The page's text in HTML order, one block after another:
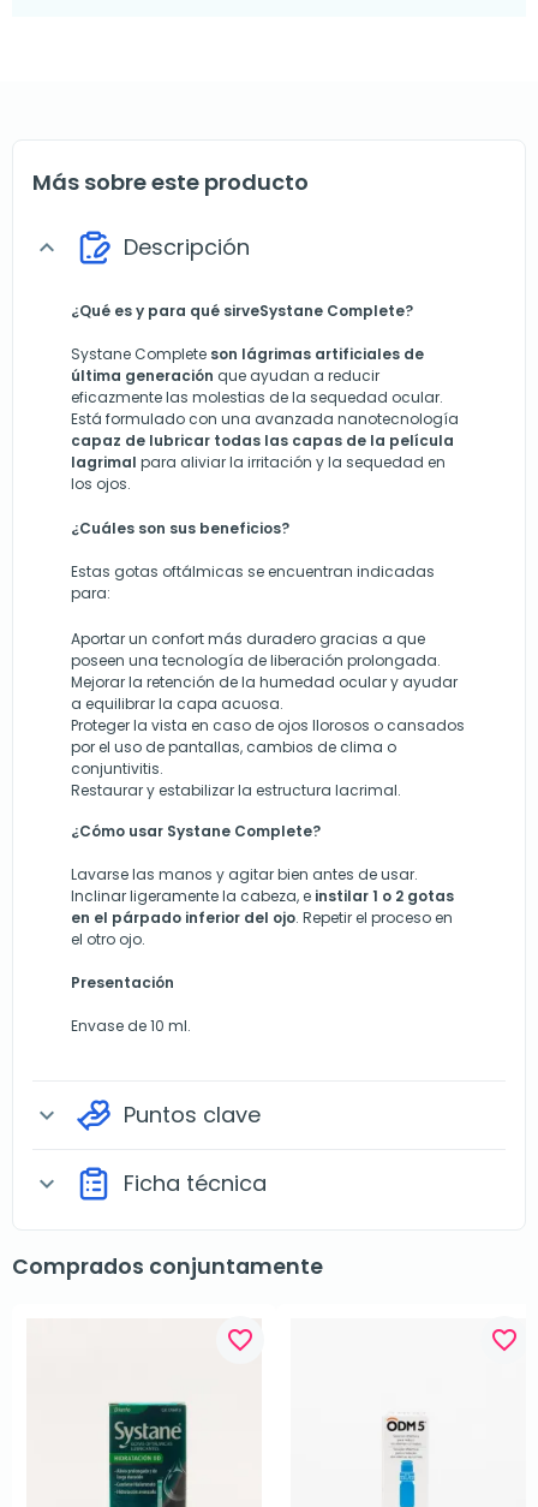
Más sobre este producto
expand_more Descripción
¿Qué es y para qué sirveSystane Complete?
Systane Complete son lágrimas artificiales de
última generación que ayudan a reducir
eficazmente las molestias de la sequedad ocular.
Está formulado con una avanzada nanotecnología
capaz de lubricar todas las capas de la película
lagrimal para aliviar la irritación y la sequedad en
los ojos.
¿Cuáles son sus beneficios?
Estas gotas oftálmicas se encuentran indicadas
para:
Aportar un confort más duradero gracias a que
poseen una tecnología de liberación prolongada.
Mejorar la retención de la humedad ocular y ayudar
a equilibrar la capa acuosa.
Proteger la vista en caso de ojos llorosos o cansados
por el uso de pantallas, cambios de clima o
conjuntivitis.
Restaurar y estabilizar la estructura lacrimal.
¿Cómo usar Systane Complete?
Lavarse las manos y agitar bien antes de usar.
Inclinar ligeramente la cabeza, e instilar 1 o 2 gotas
en el párpado inferior del ojo. Repetir el proceso en
el otro ojo.
Presentación
Envase de 10 ml.
expand_more Puntos clave
expand_more Ficha técnica
Comprados conjuntamente
favorite_border favorite_border